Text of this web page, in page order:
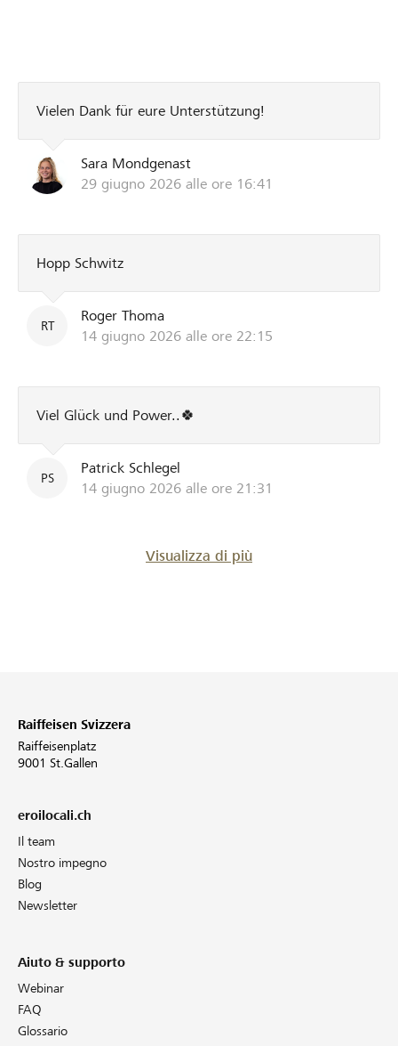
Vielen Dank für eure Unterstützung!
Sara Mondgenast
29 giugno 2026 alle ore 16:41
Hopp Schwitz
RT
Roger Thoma
14 giugno 2026 alle ore 22:15
Viel Glück und Power..🍀
PS
Patrick Schlegel
14 giugno 2026 alle ore 21:31
Visualizza di più
Raiffeisen Svizzera
Raiffeisenplatz
9001 St.Gallen
eroilocali.ch
Il team
Nostro impegno
Blog
Newsletter
Aiuto & supporto
Webinar
FAQ
Glossario